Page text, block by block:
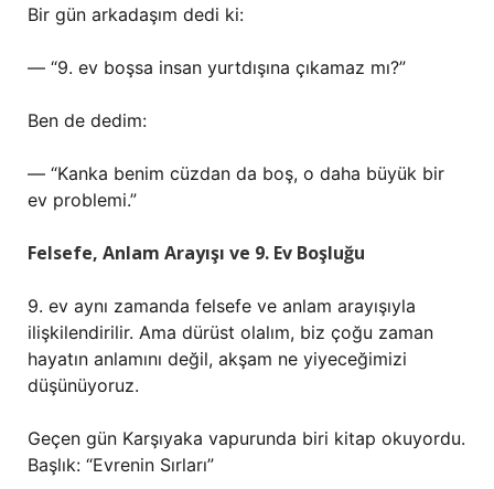
Bir gün arkadaşım dedi ki:
— “9. ev boşsa insan yurtdışına çıkamaz mı?”
Ben de dedim:
— “Kanka benim cüzdan da boş, o daha büyük bir
ev problemi.”
Felsefe, Anlam Arayışı ve 9. Ev Boşluğu
9. ev aynı zamanda felsefe ve anlam arayışıyla
ilişkilendirilir. Ama dürüst olalım, biz çoğu zaman
hayatın anlamını değil, akşam ne yiyeceğimizi
düşünüyoruz.
Geçen gün Karşıyaka vapurunda biri kitap okuyordu.
Başlık: “Evrenin Sırları”